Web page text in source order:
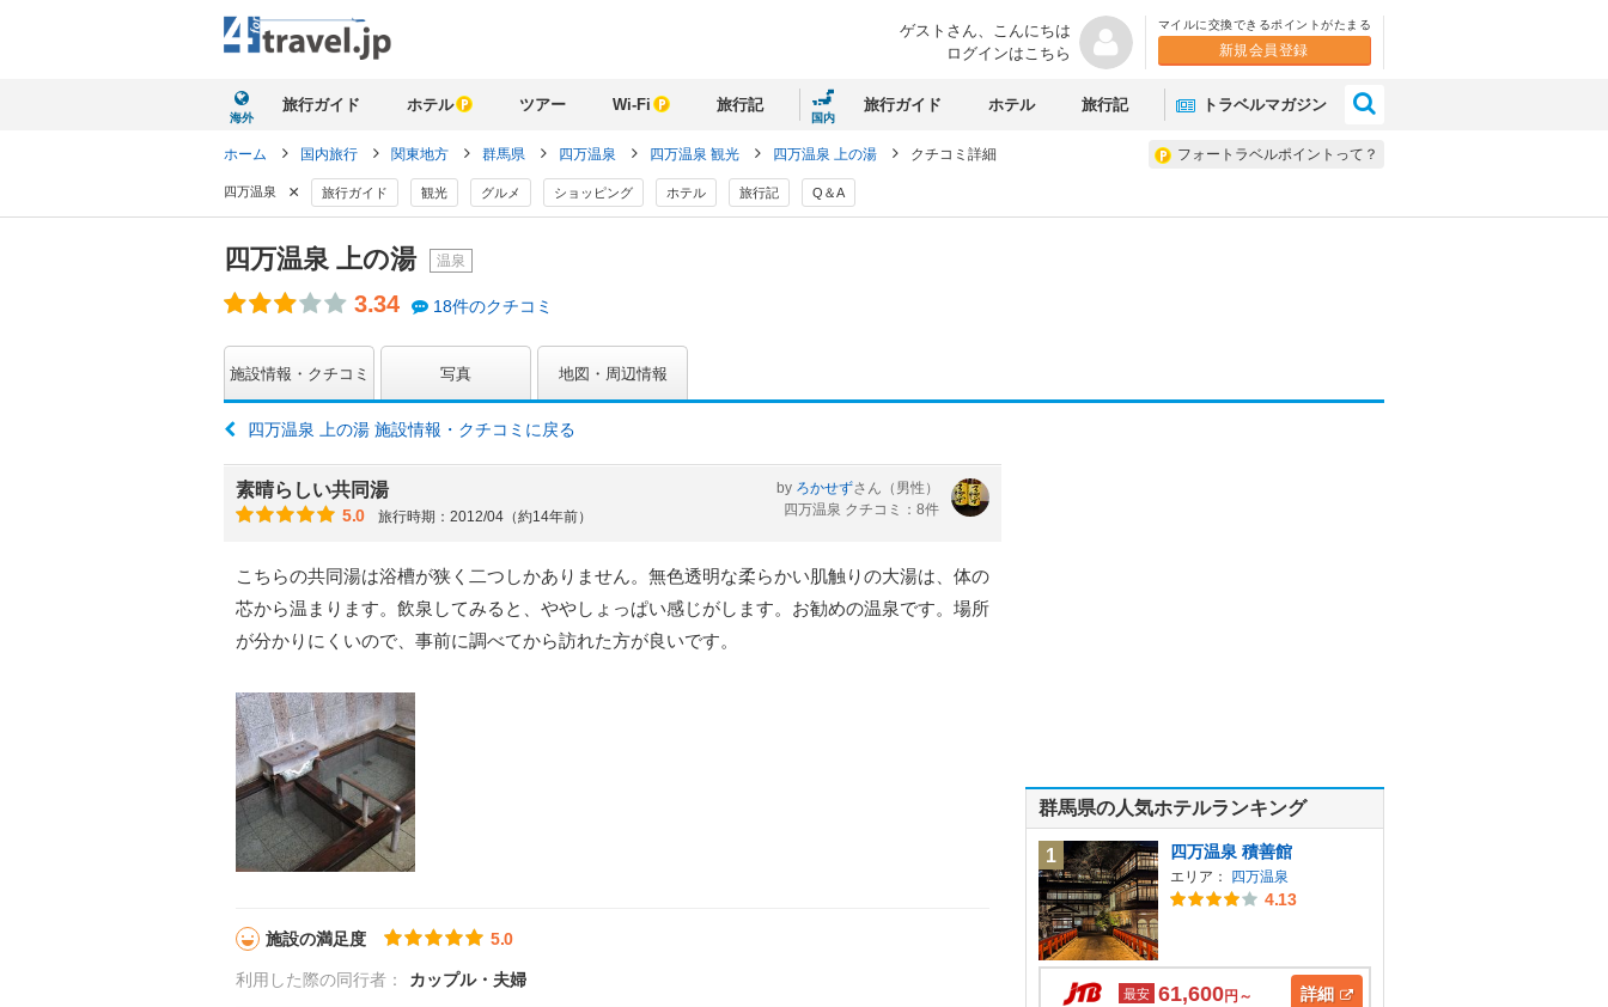
ゲストさん、 こんにちは
ログインはこちら
マイルに交換できるポイントがたまる
新規会員登録
海外
旅行ガイド ホテル ツアー Wi-Fi 旅行記
国内
旅行ガイド ホテル 旅行記 トラベルマガジン
フォートラベルポイントって？
ホーム 国内旅行 関東地方 群馬県 四万温泉 四万温泉 観光 四万温泉 上の湯 クチコミ詳細
四万温泉 × 旅行ガイド 観光 グルメ ショッピング ホテル 旅行記 Q＆A
四万温泉 上の湯 温泉
3.34 18件のクチコミ
施設情報・クチコミ 写真 地図・周辺情報
四万温泉 上の湯 施設情報・クチコミに戻る
素晴らしい共同湯
5.0 旅行時期：2012/04（約14年前）
by ろかせずさん （男性）
四万温泉 クチコミ：8件
こちらの共同湯は浴槽が狭く二つしかありません。無色透明な柔らかい肌触りの大湯は、体の
芯から温まります。飲泉してみると、ややしょっぱい感じがします。お勧めの温泉です。場所
が分かりにくいので、事前に調べてから訪れた方が良いです。
施設の満足度 5.0
利用した際の同行者： カップル・夫婦
群馬県の人気ホテルランキング
1 四万温泉 積善館
エリア： 四万温泉
4.13
最安 61,600円～ 詳細